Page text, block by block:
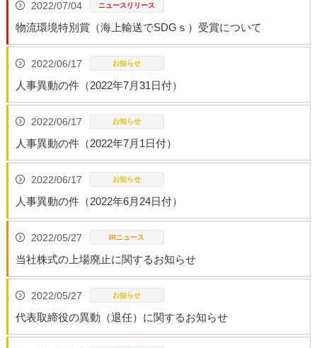
2022/07/04
物流環境特別賞（海上輸送でSDGｓ）受賞について
2022/06/17
人事異動の件（2022年7月31日付）
2022/06/17
人事異動の件（2022年7月1日付）
2022/06/17
人事異動の件（2022年6月24日付）
2022/05/27
当社株式の上場廃止に関するお知らせ
2022/05/27
代表取締役の異動（退任）に関するお知らせ